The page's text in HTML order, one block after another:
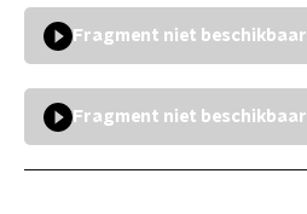
Fragment niet beschikbaar
Fragment niet beschikbaar